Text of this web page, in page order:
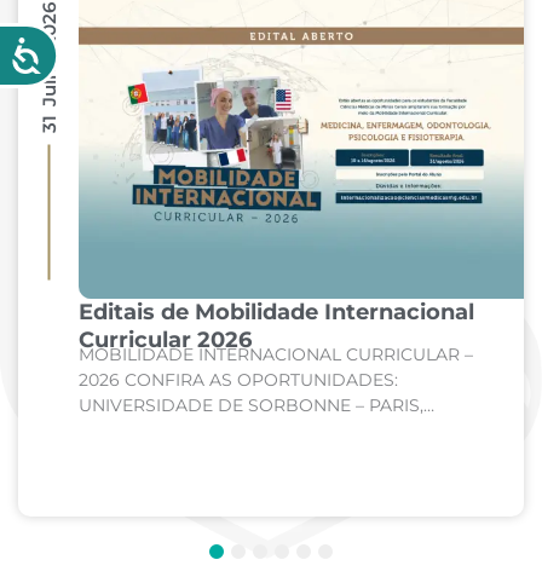
Editais de Mobilidade Internacional
Curricular 2026
MOBILIDADE INTERNACIONAL CURRICULAR –
2026 CONFIRA AS OPORTUNIDADES:
UNIVERSIDADE DE SORBONNE – PARIS,
31 Julho 2026
4